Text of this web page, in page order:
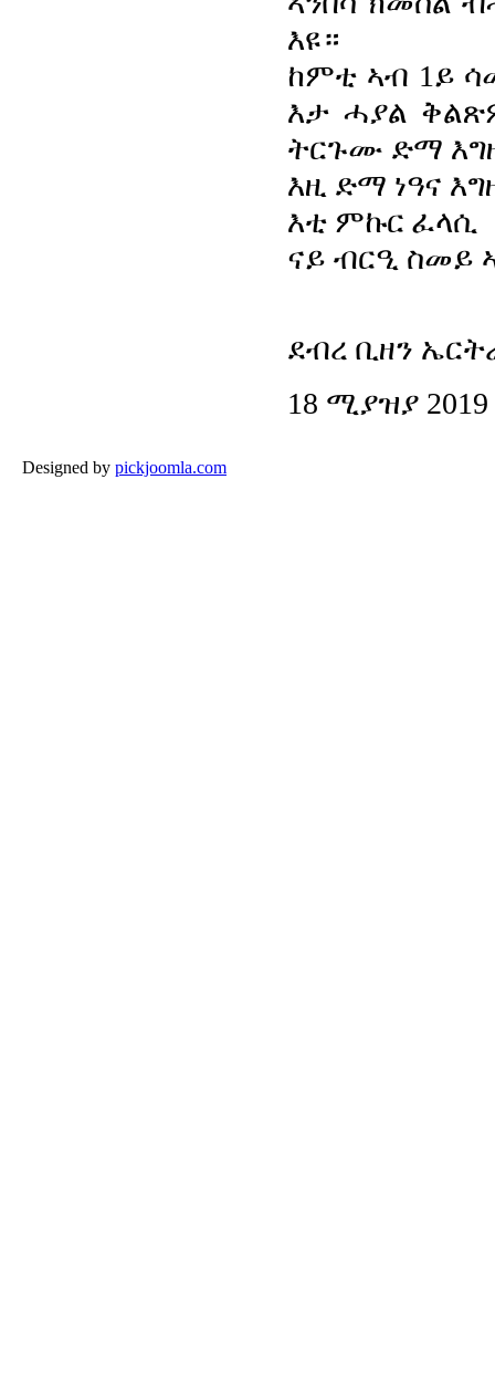
እዩ።
ከምቲ ኣብ 1ይ
እታ ሓያል
ትርጉሙ ድማ
እዚ ድማ ነዓና
እቲ ምኩር ፈላሲ
ናይ ብርዒ ስመይ
ደብረ ቢዘን
18 ሚያዝያ 2019
Designed by pickjoomla.com